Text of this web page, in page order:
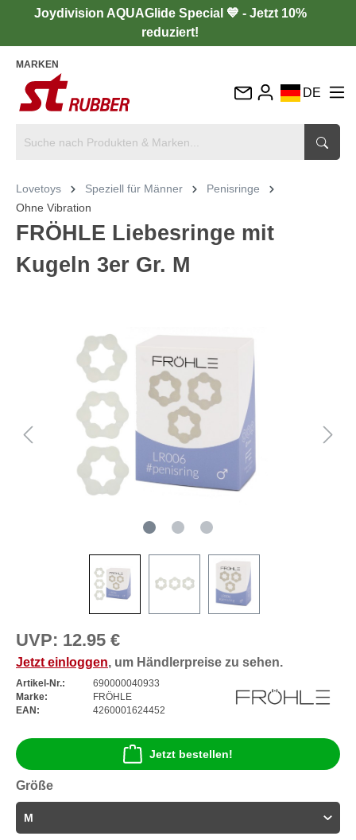
Joydivision AQUAGlide Special 💙 - Jetzt 10%
reduziert!
MARKEN
DE
IT
Lovetoys Speziell für Männer
Penisringe
Ohne Vibration
FRÖHLE Liebesringe mit
Kugeln 3er Gr. M
UVP: 12.95 €
Jetzt einloggen, um Händlerpreise zu sehen.
Artikel-Nr.:
690000040933
Marke:
FRÖHLE
EAN:
4260001624452
Jetzt bestellen!
Größe